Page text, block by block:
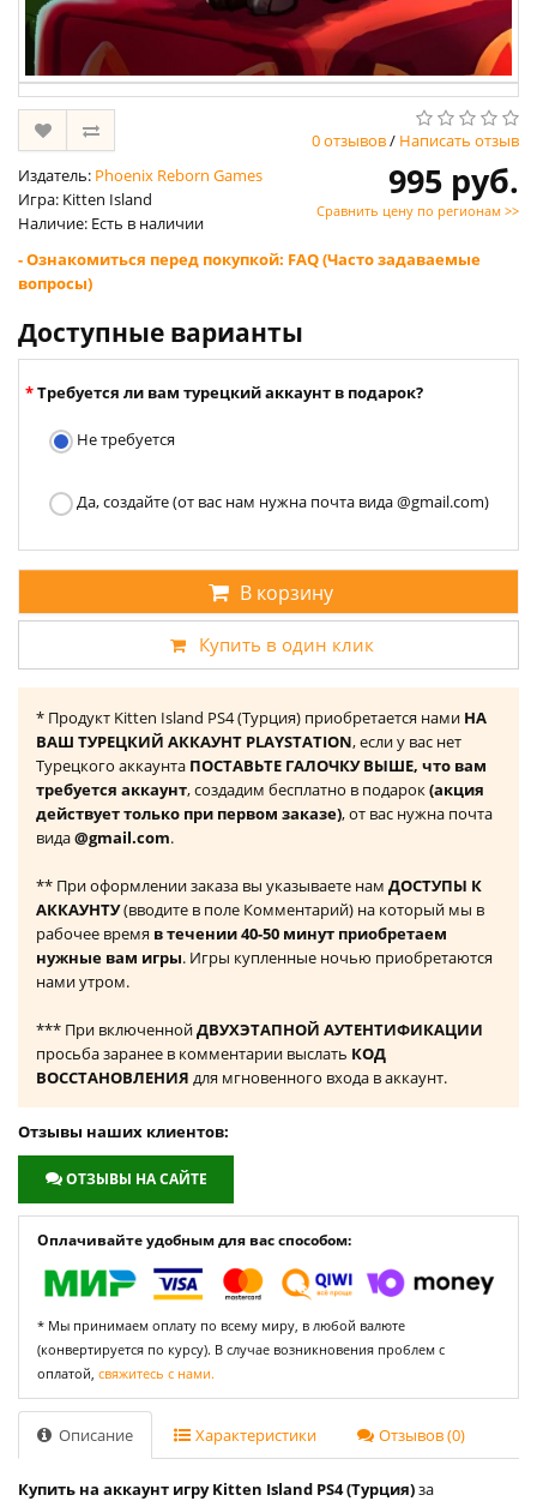
0 отзывов/ Написать отзыв
Издатель: Phoenix Reborn Games
Игра: Kitten Island
Наличие: Есть в наличии
995 руб.
Сравнить цену по регионам >>
- Ознакомиться перед покупкой: FAQ (Часто задаваемые
вопросы)
Доступные варианты
Требуется ли вам турецкий аккаунт в подарок?
Не требуется
Да, создайте (от вас нам нужна почта вида @gmail.com)
В корзину
Купить в один клик
* Продукт Kitten Island PS4 (Турция) приобретается нами НА
ВАШ ТУРЕЦКИЙ АККАУНТ PLAYSTATION, если у вас нет
Турецкого аккаунта ПОСТАВЬТЕ ГАЛОЧКУ ВЫШЕ, что вам
требуется аккаунт, создадим бесплатно в подарок(акция
действует только при первом заказе), от вас нужна почта
вида@gmail.com.
** При оформлении заказа вы указываете нам ДОСТУПЫ К
АККАУНТУ(вводите в поле Комментарий) на который мы в
рабочее время в течении 40-50 минут приобретаем
нужные вам игры. Игры купленные ночью приобретаются
нами утром.
*** При включеннойДВУХЭТАПНОЙ АУТЕНТИФИКАЦИИ
просьба заранее в комментарии выслать КОД
ВОССТАНОВЛЕНИЯ для мгновенного входа в аккаунт.
Отзывы наших клиентов:
ОТЗЫВЫ НА САЙТЕ
Оплачивайте удобным для вас способом:
* Мы принимаем оплату по всему миру, в любой валюте
(конвертируется по курсу). В случае возникновения проблем с
оплатой, свяжитесь с нами.
Описание Характеристики Отзывов (0)
Купить на аккаунт игру Kitten Island PS4 (Турция)за